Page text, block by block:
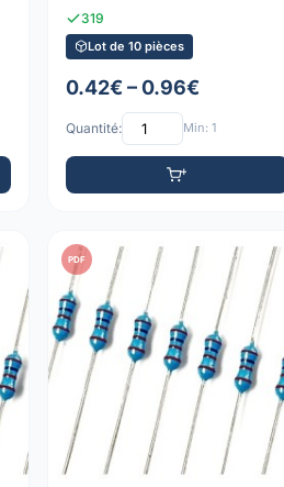
319
Lot de 10 pièces
0.42€ – 0.96€
Quantité: Min: 1
PDF